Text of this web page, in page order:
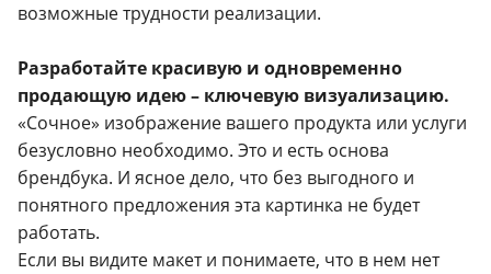
возможные трудности реализации.
Разработайте красивую и одновременно
продающую идею – ключевую визуализацию.
«Сочное» изображение вашего продукта или услуги
безусловно необходимо. Это и есть основа
брендбука. И ясное дело, что без выгодного и
понятного предложения эта картинка не будет
работать.
Если вы видите макет и понимаете, что в нем нет